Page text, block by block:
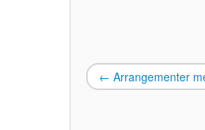
← Arrangementer